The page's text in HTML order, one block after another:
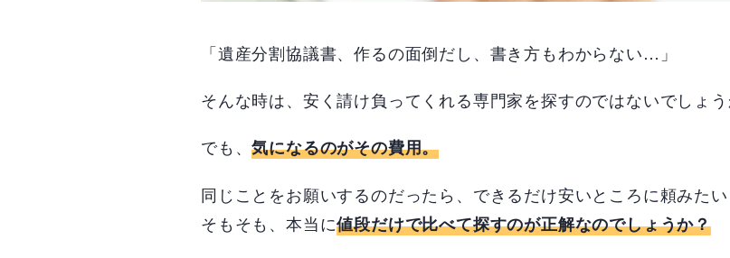
「遺産分割協議書、作るの面倒だし、書き方もわからない…」
そんな時は、安く請け負ってくれる専門家を探すのではないでしょう
でも、気になるのがその費用。
同じことをお願いするのだったら、できるだけ安いところに頼みた
そもそも、本当に値段だけで比べて探すのが正解なのでしょうか？